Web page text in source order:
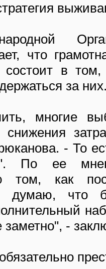
что
состоит в
за
многие
снижения
- То
По ее
том, как
думаю, что
-